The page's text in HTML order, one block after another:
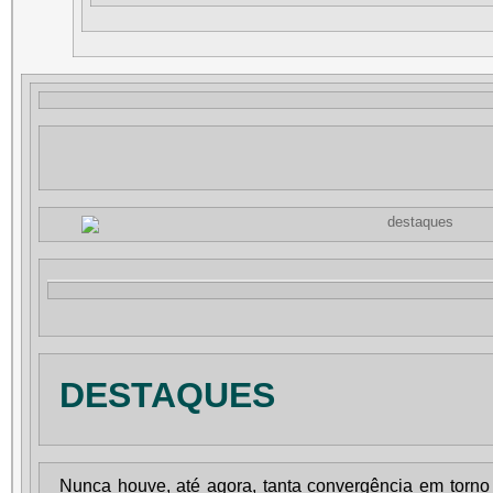
DESTAQUES
Nunca houve, até agora, tanta convergência em